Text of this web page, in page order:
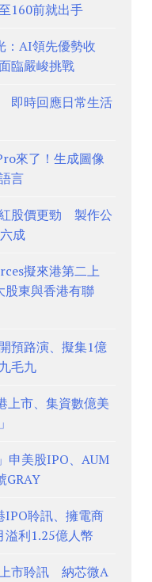
160前就出手
：AI領先優勢收
臨嚴峻挑戰
即時回應日常生活
來了！生成圖像
言
股價更勁 製作公
成
擬來港第二上
東與香港有聯
預路演、擬集1億
毛九
上市、集資數億美
申美股IPO、AUM
IPO聆訊、擁電商
利1.25億人幣
市聆訊 納芯微A